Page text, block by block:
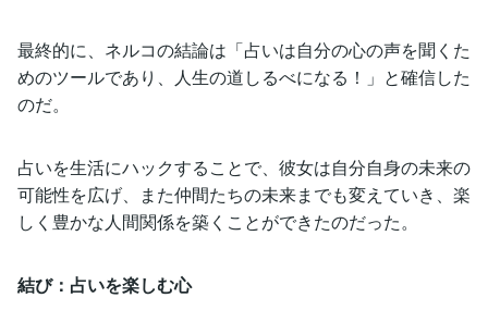
最終的に、ネルコの結論は「占いは自分の心の声を聞くた
めのツールであり、人生の道しるべになる！」と確信した
のだ。
占いを生活にハックすることで、彼女は自分自身の未来の
可能性を広げ、また仲間たちの未来までも変えていき、楽
しく豊かな人間関係を築くことができたのだった。
結び：占いを楽しむ心